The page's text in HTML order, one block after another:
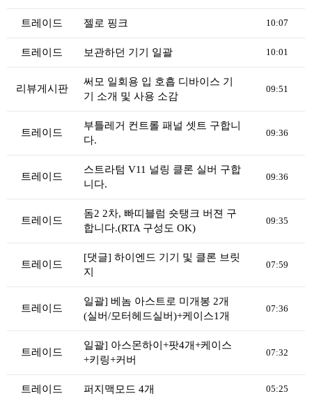
연구실
리뷰게시판
레시피계산기
업체
모더게시판
트레이드
즐겨찾기
트레이드 젤로 핑크 10:07
트레이드 보관하던 기기 일괄 10:01
리뷰게시판
써모 일회용 입 호흡 디바이스 기
기 소개 및 사용 소감
09:51
트레이드
부틀레거 컨트롤 패널 셋트 구합니
다.
09:36
트레이드
스트라텀 V11 널링 클론 실버 구합
니다.
09:36
트레이드
돔2 2차, 빠띠블럼 숏탱크 버젼 구
합니다.(RTA 구성도 OK)
09:35
트레이드
[댓글] 하이엔드 기기 및 클론 브릿
지
07:59
트레이드
일괄] 베놈 아스트로 미개봉 2개
(실버/모터헤드실버)+케이스1개
07:36
트레이드
일괄] 아스몬하이+팟4개+케이스
+키링+커버
07:32
트레이드 퍼지맥모드 4개 05:25